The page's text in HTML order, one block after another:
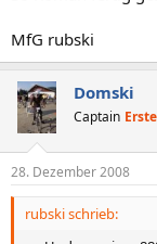
MfG rubski
Domski
Captain
28. Dezember 2008
rubski schrieb: